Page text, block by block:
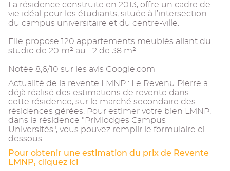
La résidence construite en 2013, offre un cadre de
vie idéal pour les étudiants, située à l’intersection
du campus universitaire et du centre-ville.
Elle propose 120 appartements meublés allant du
studio de 20 m² au T2 de 38 m².
Notée 8,6/10 sur les avis Google.com
Actualité de la revente LMNP : Le Revenu Pierre a
déjà réalisé des estimations de revente dans
cette résidence, sur le marché secondaire des
résidences gérées. Pour estimer votre bien LMNP,
dans la résidence "Privilodges Campus
Universités", vous pouvez remplir le formulaire ci-
dessous.
Pour obtenir une estimation du prix de Revente
LMNP, cliquez ici